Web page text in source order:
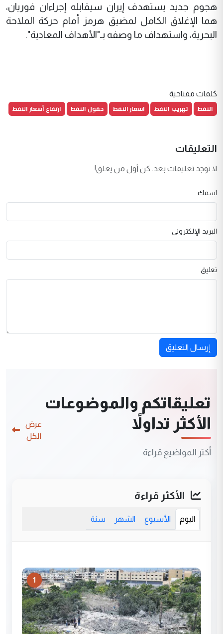
هجوم جديد يستهدف إيران سيقابله إجراءان فوريان،
هما الإغلاق الكامل لمضيق هرمز أمام حركة الملاحة
البحرية، واستهداف ما وصفه بـ"الأهداف المعادية".
كلمات مفتاحية
النفط تهريب النفط اسعار النفط حقول النفط ارتفاع أسعار النفط
التعليقات
لا توجد تعليقات بعد. كن أول من يعلق!
اسمك
البريد الإلكتروني
تعليق
إرسال التعليق
تعليقاتكم والموضوعات
الأكثر تداولاً
أكثر المواضيع قراءة
عرض
الكل
الأكثر قراءة
اليوم الأسبوع الشهر سنة
1